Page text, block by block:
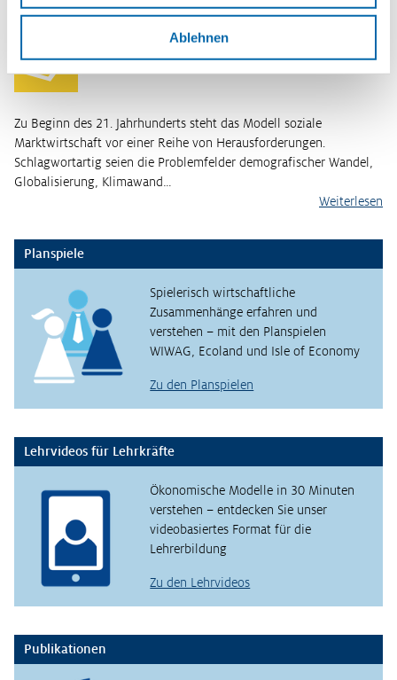
Ablehnen
Die Zukunft der Rentenversicherung – eine
Zu Beginn des 21. Jahrhunderts steht das Modell soziale
Marktwirtschaft vor einer Reihe von Herausforderungen.
Schlagwortartig seien die Problemfelder demografischer Wandel,
Globalisierung, Klimawand…
Weiterlesen
Planspiele
Spielerisch wirtschaftliche
Zusammenhänge erfahren und
verstehen – mit den Planspielen
WIWAG, Ecoland und Isle of Economy
Zu den Planspielen
Lehrvideos für Lehrkräfte
Ökonomische Modelle in 30 Minuten
verstehen – entdecken Sie unser
videobasiertes Format für die
Lehrerbildung
Zu den Lehrvideos
Publikationen